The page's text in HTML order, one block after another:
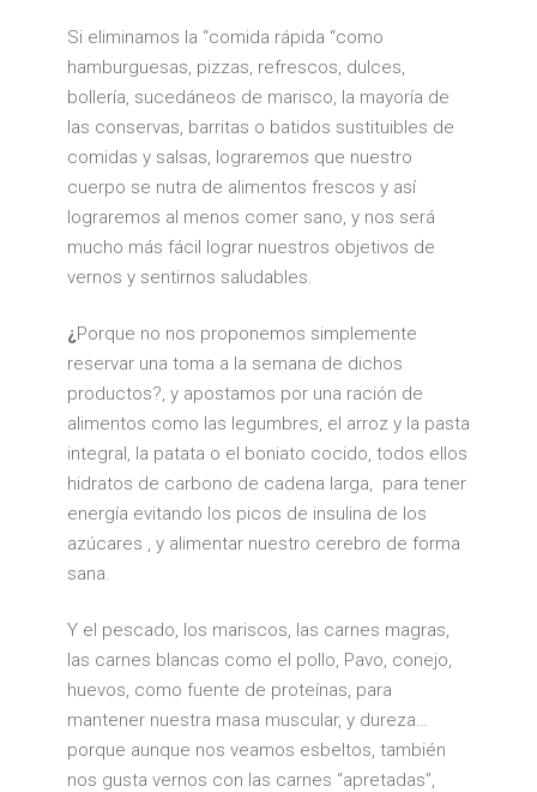
Si eliminamos la “comida rápida “como
hamburguesas, pizzas, refrescos, dulces,
bollería, sucedáneos de marisco, la mayoría de
las conservas, barritas o batidos sustituibles de
comidas y salsas, lograremos que nuestro
cuerpo se nutra de alimentos frescos y así
lograremos al menos comer sano, y nos será
mucho más fácil lograr nuestros objetivos de
vernos y sentirnos saludables.
¿ Porque no nos proponemos simplemente
reservar una toma a la semana de dichos
productos?, y apostamos por una ración de
alimentos como las legumbres, el arroz y la pasta
integral, la patata o el boniato cocido, todos ellos
hidratos de carbono de cadena larga, para tener
energía evitando los picos de insulina de los
azúcares , y alimentar nuestro cerebro de forma
sana.
Y el pescado, los mariscos, las carnes magras,
las carnes blancas como el pollo, Pavo, conejo,
huevos, como fuente de proteínas, para
mantener nuestra masa muscular, y dureza…
porque aunque nos veamos esbeltos, también
nos gusta vernos con las carnes “apretadas”,